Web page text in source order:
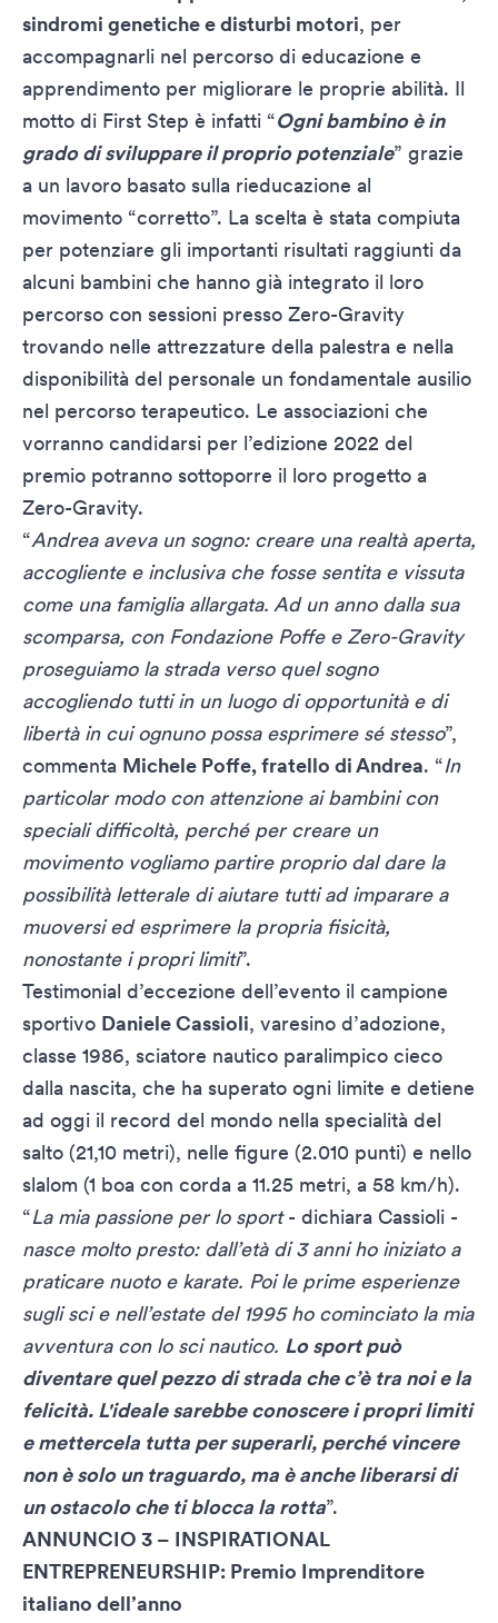
sindromi genetiche e disturbi motori, per
accompagnarli nel percorso di educazione e
apprendimento per migliorare le proprie abilità. Il
motto di First Step è infatti “Ogni bambino è in
grado di sviluppare il proprio potenziale” grazie
a un lavoro basato sulla rieducazione al
movimento “corretto”. La scelta è stata compiuta
per potenziare gli importanti risultati raggiunti da
alcuni bambini che hanno già integrato il loro
percorso con sessioni presso Zero-Gravity
trovando nelle attrezzature della palestra e nella
disponibilità del personale un fondamentale ausilio
nel percorso terapeutico. Le associazioni che
vorranno candidarsi per l’edizione 2022 del
premio potranno sottoporre il loro progetto a
Zero-Gravity.
“Andrea aveva un sogno: creare una realtà aperta,
accogliente e inclusiva che fosse sentita e vissuta
come una famiglia allargata. Ad un anno dalla sua
scomparsa, con Fondazione Poffe e Zero-Gravity
proseguiamo la strada verso quel sogno
accogliendo tutti in un luogo di opportunità e di
libertà in cui ognuno possa esprimere sé stesso”,
commenta Michele Poffe, fratello di Andrea. “In
particolar modo con attenzione ai bambini con
speciali difficoltà, perché per creare un
movimento vogliamo partire proprio dal dare la
possibilità letterale di aiutare tutti ad imparare a
muoversi ed esprimere la propria fisicità,
nonostante i propri limiti”.
Testimonial d’eccezione dell’evento il campione
sportivo Daniele Cassioli, varesino d’adozione,
classe 1986, sciatore nautico paralimpico cieco
dalla nascita, che ha superato ogni limite e detiene
ad oggi il record del mondo nella specialità del
salto (21,10 metri), nelle figure (2.010 punti) e nello
slalom (1 boa con corda a 11.25 metri, a 58 km/h).
“La mia passione per lo sport- dichiara Cassioli -
nasce molto presto: dall’età di 3 anni ho iniziato a
praticare nuoto e karate. Poi le prime esperienze
sugli sci e nell’estate del 1995 ho cominciato la mia
avventura con lo sci nautico. Lo sport può
diventare quel pezzo di strada che c’è tra noi e la
felicità. L'ideale sarebbe conoscere i propri limiti
e mettercela tutta per superarli, perché vincere
non è solo un traguardo, ma è anche liberarsi di
un ostacolo che ti blocca la rotta”.
ANNUNCIO 3 – INSPIRATIONAL
ENTREPRENEURSHIP: Premio Imprenditore
italiano dell’anno